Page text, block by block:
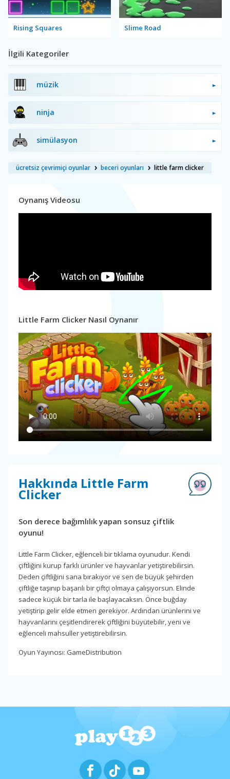
Rising Squares Slime Road
İlgili Kategoriler
müzik
ninja
simülasyon
ücretsiz çevrimiçi oyunlar beceri oyunları little farm clicker
Oynanış Videosu
Little Farm Clicker Nasıl Oynanır
Hakkında Little Farm
Clicker
Son derece bağımlılık yapan sonsuz çiftlik
oyunu!
Little Farm Clicker, eğlenceli bir tıklama oyunudur. Kendi
çiftliğini kurup farklı ürünler ve hayvanlar yetiştirebilirsin.
Deden çiftliğini sana bırakıyor ve sen de büyük şehirden
çiftliğe taşınıp başarılı bir çiftçi olmaya çalışıyorsun. Elinde
sadece küçük bir tarla ile başlayacaksın. Önce buğday
yetiştirip gelir elde etmen gerekiyor. Ardından ürünlerini ve
hayvanlarını çeşitlendirerek çiftliğini büyütebilir, yeni ve
eğlenceli mahsuller yetiştirebilirsin.
Oyun Yayıncısı: GameDistribution